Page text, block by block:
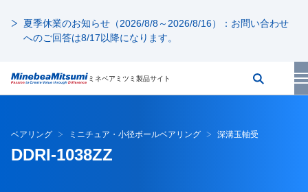
夏季休業のお知らせ（2026/8/8～2026/8/16）：お問い合わせ
へのご回答は8/17以降になります。
ミネベアミツミ製品サイト
ベアリング ミニチュア・小径ボールベアリング 深溝玉軸受
DDRI-1038ZZ